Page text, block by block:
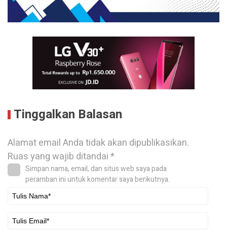
Tinggalkan Balasan
Alamat email Anda tidak akan dipublikasikan.
Ruas yang wajib ditandai*
Simpan nama, email, dan situs web saya pada
peramban ini untuk komentar saya berikutnya.